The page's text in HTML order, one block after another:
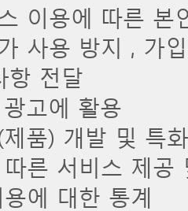
이용에 따른
사용 방지 , 가
항 전달
고에 활용
품) 개발 및 특
른 서비스 제
에 대한 통계